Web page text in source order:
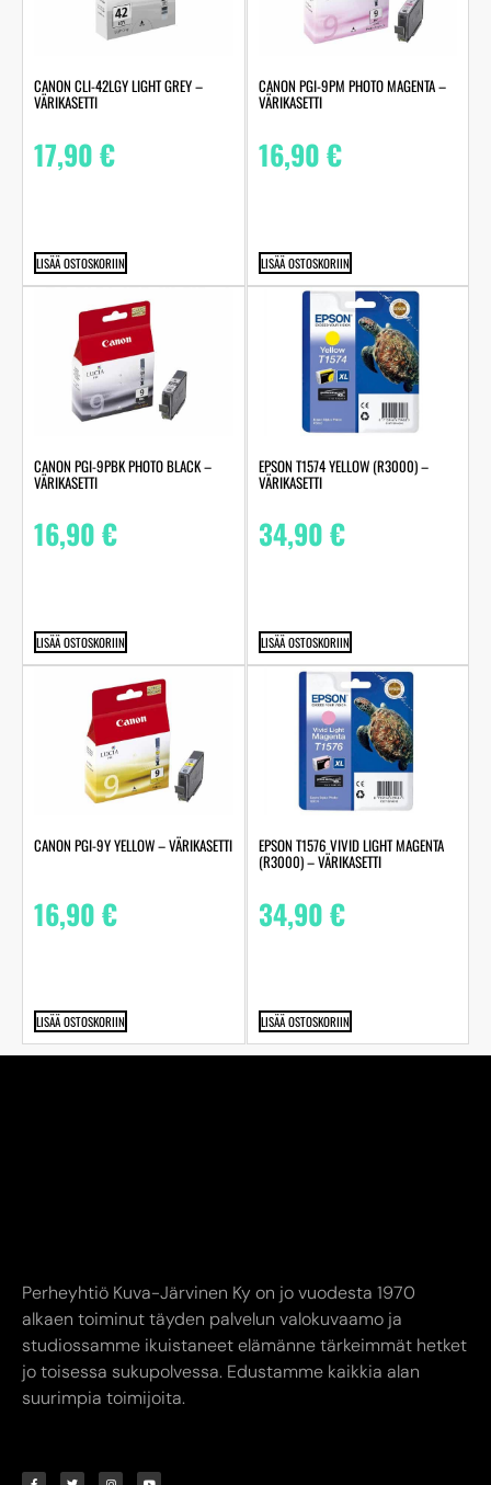
CANON CLI-42LGY LIGHT GREY –
VÄRIKASETTI
17,90€
LISÄÄ OSTOSKORIIN
CANON PGI-9PM PHOTO MAGENTA –
VÄRIKASETTI
16,90€
LISÄÄ OSTOSKORIIN
CANON PGI-9PBK PHOTO BLACK –
VÄRIKASETTI
16,90€
LISÄÄ OSTOSKORIIN
EPSON T1574 YELLOW (R3000) –
VÄRIKASETTI
34,90€
LISÄÄ OSTOSKORIIN
CANON PGI-9Y YELLOW – VÄRIKASETTI
16,90€
LISÄÄ OSTOSKORIIN
EPSON T1576 VIVID LIGHT MAGENTA
(R3000) – VÄRIKASETTI
34,90€
LISÄÄ OSTOSKORIIN
Perheyhtiö Kuva-Järvinen Ky on jo vuodesta 1970
alkaen toiminut täyden palvelun valokuvaamo ja
studiossamme ikuistaneet elämänne tärkeimmät hetket
jo toisessa sukupolvessa. Edustamme kaikkia alan
suurimpia toimijoita.